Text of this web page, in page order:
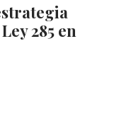
285 en